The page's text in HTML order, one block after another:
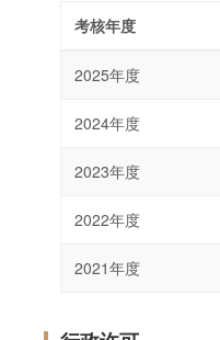
考核年度
2025年度
2024年度
2023年度
2022年度
2021年度